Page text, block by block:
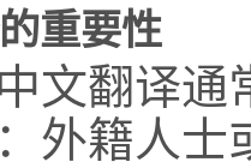
重要性
文翻译通
：外籍人士